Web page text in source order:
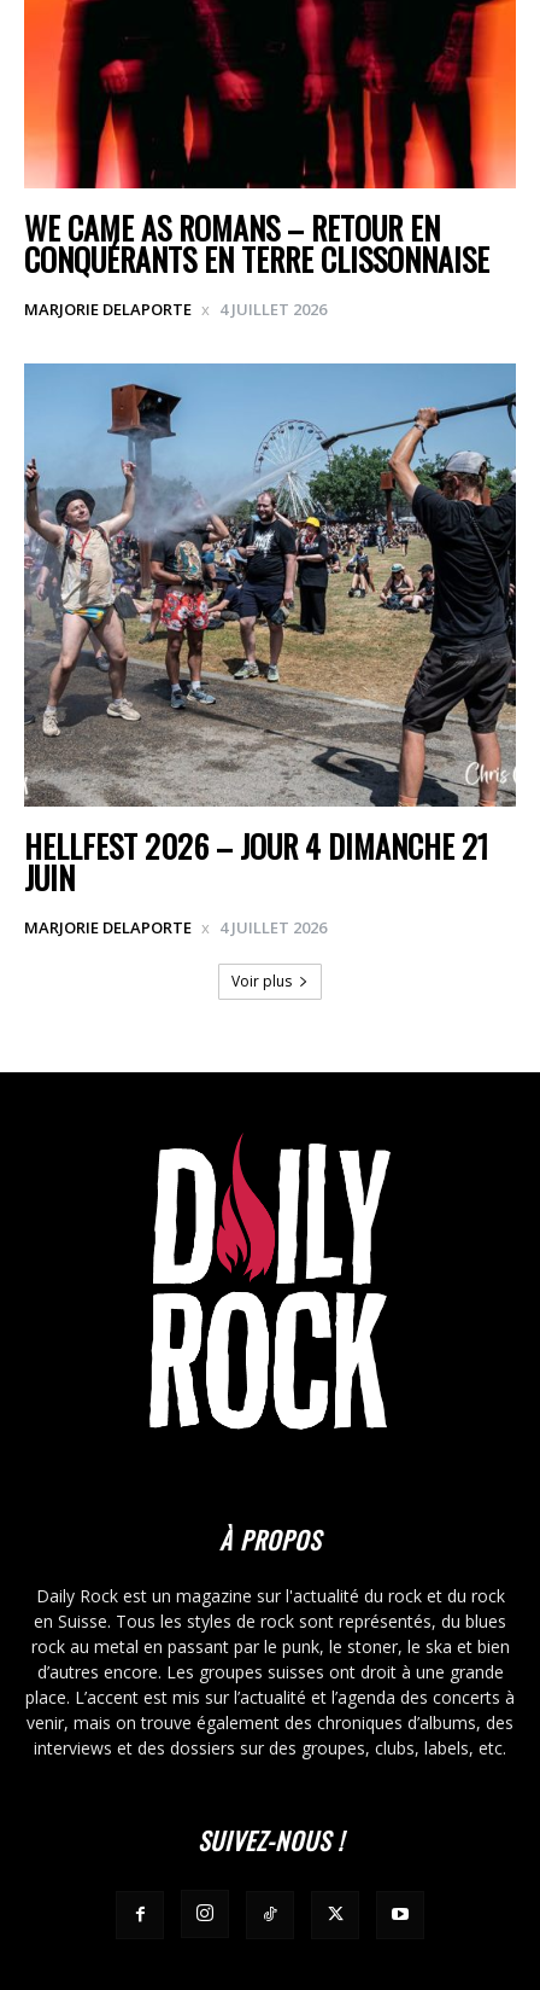
WE CAME AS ROMANS – RETOUR EN
CONQUÉRANTS EN TERRE CLISSONNAISE
MARJORIE DELAPORTE 4 JUILLET 2026
HELLFEST 2026 – JOUR 4 DIMANCHE 21
JUIN
MARJORIE DELAPORTE 4 JUILLET 2026
Voir plus
À PROPOS
Daily Rock est un magazine sur l'actualité du rock et du rock
en Suisse. Tous les styles de rock sont représentés, du blues
rock au metal en passant par le punk, le stoner, le ska et bien
d’autres encore. Les groupes suisses ont droit à une grande
place. L’accent est mis sur l’actualité et l’agenda des concerts à
venir, mais on trouve également des chroniques d’albums, des
interviews et des dossiers sur des groupes, clubs, labels, etc.
SUIVEZ-NOUS !